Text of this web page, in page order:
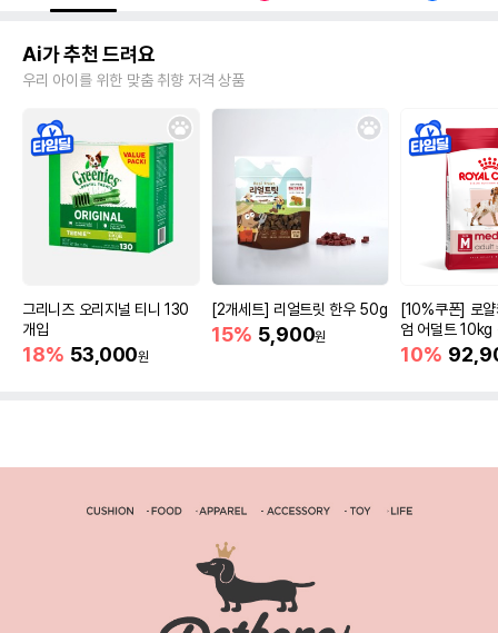
Ai가 추천 드려요
우리 아이를 위한 맞춤 취향 저격 상품
그리니즈 오리지널 티니 130
개입
18% 53,000원
[2개세트] 리얼트릿 한우 50g
15% 5,900원
[10%쿠폰] 로
엄 어덜트 10kg
증진
10%